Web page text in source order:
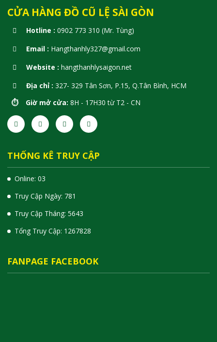
CỬA HÀNG ĐỒ CŨ LỆ SÀI GÒN
Hotline : 0902 773 310 (Mr. Tùng)
Email : Hangthanhly327@gmail.com
Website : hangthanhlysaigon.net
Địa chỉ : 327- 329 Tân Sơn, P.15, Q.Tân Bình, HCM
⏱️ Giờ mở cửa: 8H - 17H30 từ T2 - CN
THỐNG KÊ TRUY CẬP
Online: 03
Truy Cập Ngày: 781
Truy Cập Tháng: 5643
Tổng Truy Cập: 1 267828
FANPAGE FACEBOOK